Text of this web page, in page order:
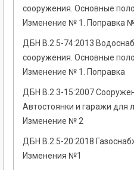
сооружения. Основные
Изменение № 1. Поправка
ДБН В.2.5-74:2013
сооружения. Основные
Изменение № 1. Поправка
ДБН В.2.3-15:2007
Автостоянки и гаражи для
Изменение № 2
ДБН В.2.5-20:2018
Изменения №1